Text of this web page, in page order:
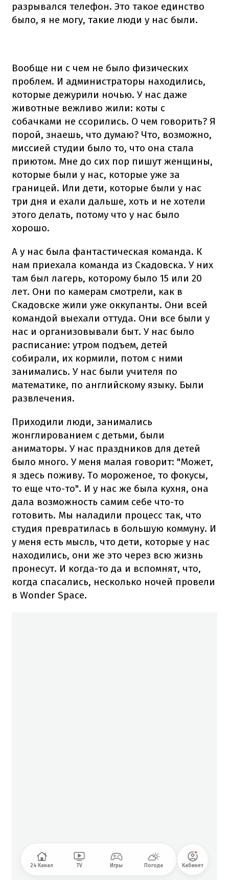
разрывался телефон. Это такое единство
было, я не могу, такие люди у нас были.
Вообще ни с чем не было физических
проблем. И администраторы находились,
которые дежурили ночью. У нас даже
животные вежливо жили: коты с
собачками не ссорились. О чем говорить? Я
порой, знаешь, что думаю? Что, возможно,
миссией студии было то, что она стала
приютом. Мне до сих пор пишут женщины,
которые были у нас, которые уже за
границей. Или дети, которые были у нас
три дня и ехали дальше, хоть и не хотели
этого делать, потому что у нас было
хорошо.
А у нас была фантастическая команда. К
нам приехала команда из Скадовска. У них
там был лагерь, которому было 15 или 20
лет. Они по камерам смотрели, как в
Скадовске жили уже оккупанты. Они всей
командой выехали оттуда. Они все были у
нас и организовывали быт. У нас было
расписание: утром подъем, детей
собирали, их кормили, потом с ними
занимались. У нас были учителя по
математике, по английскому языку. Были
развлечения.
Приходили люди, занимались
жонглированием с детьми, были
аниматоры. У нас праздников для детей
было много. У меня малая говорит: "Может,
я здесь поживу. То мороженое, то фокусы,
то еще что-то". И у нас же была кухня, она
дала возможность самим себе что-то
готовить. Мы наладили процесс так, что
студия превратилась в большую коммуну. И
у меня есть мысль, что дети, которые у нас
находились, они же это через всю жизнь
пронесут. И когда-то да и вспомнят, что,
когда спасались, несколько ночей провели
в Wonder Space.
24 Канал TV Игры Погода Кабинет